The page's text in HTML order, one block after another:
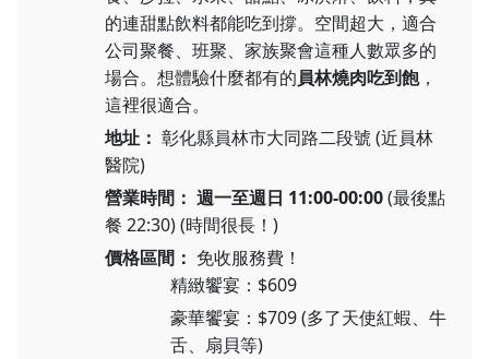
的連甜點飲料都能吃到撐。空間超大，適合
公司聚餐、班聚、家族聚會這種人數眾多的
場合。想體驗什麼都有的員林燒肉吃到飽，
這裡很適合。
地址： 彰化縣員林市大同路二段號 (近員林
醫院)
營業時間： 週一至週日 11:00-00:00(最後點
餐 22:30) (時間很長！)
價格區間： 免收服務費！
精緻饗宴：$609
豪華饗宴：$709 (多了天使紅蝦、牛
舌、扇貝等)